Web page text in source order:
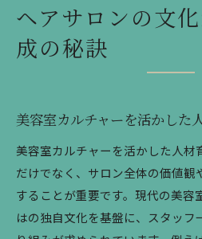
ヘアサロンの文
成の秘訣
美容室カルチャーを活かした
美容室カルチャーを活かした人
だけでなく、サロン全体の価値観
することが重要です。現代の美容
はの独自文化を基盤に、スタッフ